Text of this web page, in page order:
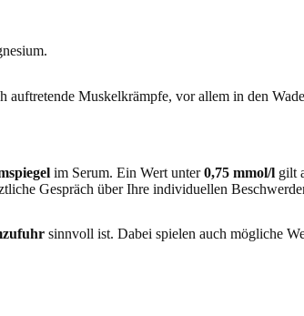
im Serum. Ein Wert unter0,75 mmol/l gilt
Gespräch über Ihre individuellen
sinnvoll ist. Dabei spielen auch mögliche